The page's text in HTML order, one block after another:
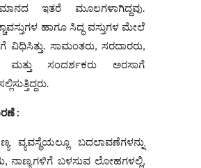
ಇತರೆ ಮೂಲಗಳಾಗಿದ್ದವು.
ಹಾಗೂ ಸಿದ್ಧ ವಸ್ತುಗಳ ಮೇಲೆ
ವಿಧಿಸಿತ್ತು. ಸಾಮಂತರು, ಸರದಾರರು,
ಮತ್ತು ಸಂದರ್ಶಕರು ಅರಸಾಗೆ
:
ವ್ಯವಸ್ಥೆಯಲ್ಲೂ ಬದಲಾವಣೆಗಳನ್ನು
ನಾಣ್ಯಗಳಿಗೆ ಬಳಸುವ ಲೋಹಗಳಲ್ಲಿ,